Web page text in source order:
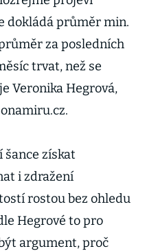
dokládá průměr min.
za posledních
trvat, než se
Veronika Hegrová,
šance získat
i zdražení
rostou bez ohledu
Hegrové to pro
argument, proč